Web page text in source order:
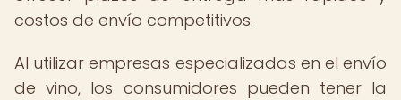
costos de envío competitivos.
Al utilizar empresas especializadas en el envío
de vino, los consumidores pueden tener la